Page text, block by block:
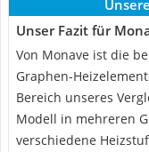
Unser Fazit für
Von Monave ist die
Graphen-
Bereich unseres
Modell in mehreren
verschiedene